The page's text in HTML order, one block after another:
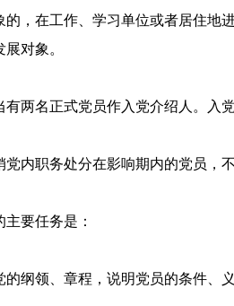
的，在工作、学习单位或者居住地
对象。
两名正式党员作入党介绍人。入
内职务处分在影响期内的党员，
要任务是：
的纲领、章程，说明党员的条件、